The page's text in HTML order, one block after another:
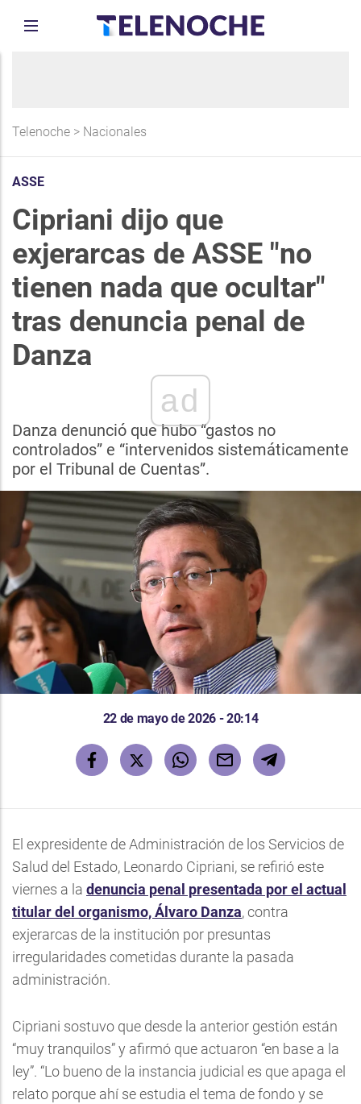
Telenoche > Nacionales
ASSE
Cipriani dijo que
exjerarcas de ASSE "no
tienen nada que ocultar"
tras denuncia penal de
Danza
ad
Danza denunció que hubo “gastos no
controlados” e “intervenidos sistemáticamente
por el Tribunal de Cuentas”.
22 de mayo de 2026 - 20:14
El expresidente de Administración de los Servicios de
Salud del Estado, Leonardo Cipriani, se refirió este
viernes a la denuncia penal presentada por el actual
titular del organismo, Álvaro Danza, contra
exjerarcas de la institución por presuntas
irregularidades cometidas durante la pasada
administración.
Cipriani sostuvo que desde la anterior gestión están
“muy tranquilos” y afirmó que actuaron “en base a la
ley”. “Lo bueno de la instancia judicial es que apaga el
relato porque ahí se estudia el tema de fondo y se